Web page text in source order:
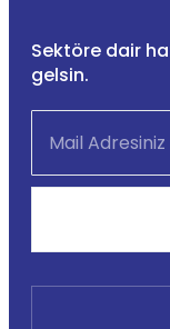
Sektöre dair
gelsin.